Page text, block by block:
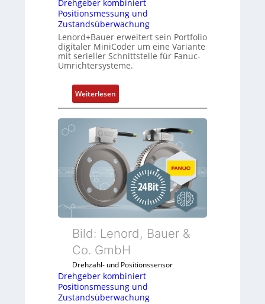
ü
r
d
i
e
n
e
d
u
n
g
k
o
i
g
u
r
i
e
e
b
i
n
g
4
G
u
n
d
G
a
u
f
d
n
R
a
s
Drehgeber kombiniert
Positionsmessung und
Zustandsüberwachung
Lenord+Bauer erweitert sein Portfolio
digitaler MiniCoder um eine Variante
mit serieller Schnittstelle für Fanuc-
Umrichtersysteme.
Weiterlesen
D
r
e
h
g
b
e
r
k
o
b
i
n
i
Bild: Lenord, Bauer &
Co. GmbH
Drehzahl- und Positionssensor
Drehgeber kombiniert
Positionsmessung und
Zustandsüberwachung